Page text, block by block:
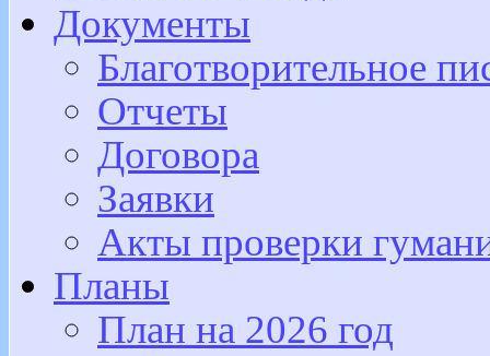
Документы
Благотворительное
Отчеты
Договора
Заявки
Акты проверки
Планы
План на 2026 год